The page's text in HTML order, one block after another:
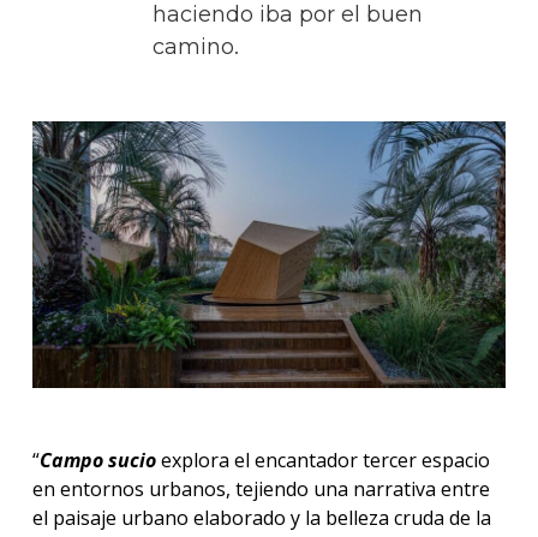
haciendo iba por el buen
camino.
“Campo sucioexplora el encantador tercer espacio
en entornos urbanos, tejiendo una narrativa entre
el paisaje urbano elaborado y la belleza cruda de la